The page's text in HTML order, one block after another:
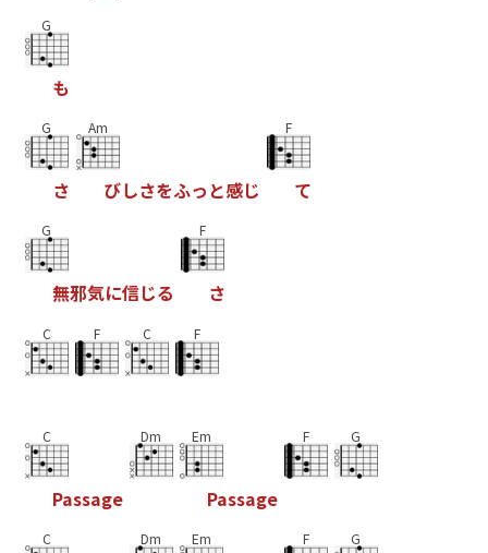
G
も
G
さ
Am
びしさをふっ と感じ
F
て
G
無邪気に信じる
F
さ
C F C F
C
Passage
Dm Em
Passage
F G
C Dm Em F G